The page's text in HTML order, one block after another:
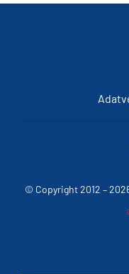
© Copyright 2012 –